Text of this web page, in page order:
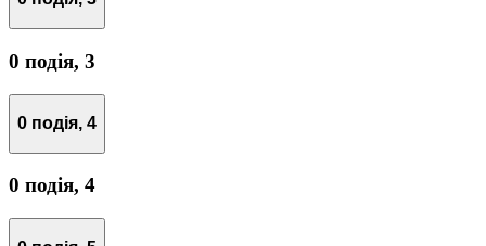
0 подія, 3
0 подія, 4
0 подія, 4